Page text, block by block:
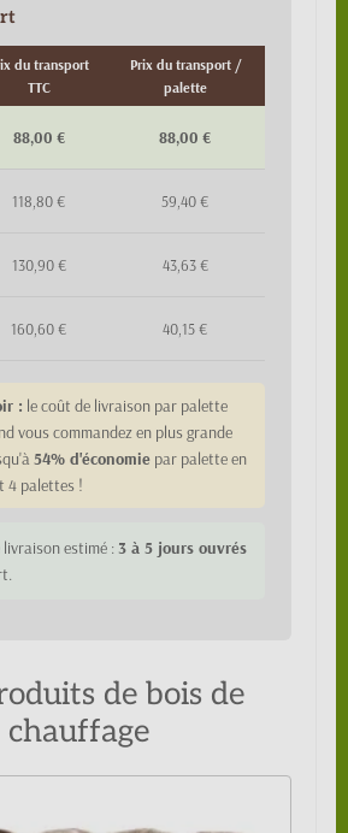
du transport
TTC
Prix du transport /
palette
88,00 € 88,00 €
118,80 € 59,40 €
130,90 € 43,63 €
160,60 € 40,15 €
: le coût de livraison par palette
vous commandez en plus grande
54% d'économie par palette en
4 palettes !
livraison estimé : 3 à 5 jours ouvrés
de bois de
chauffage